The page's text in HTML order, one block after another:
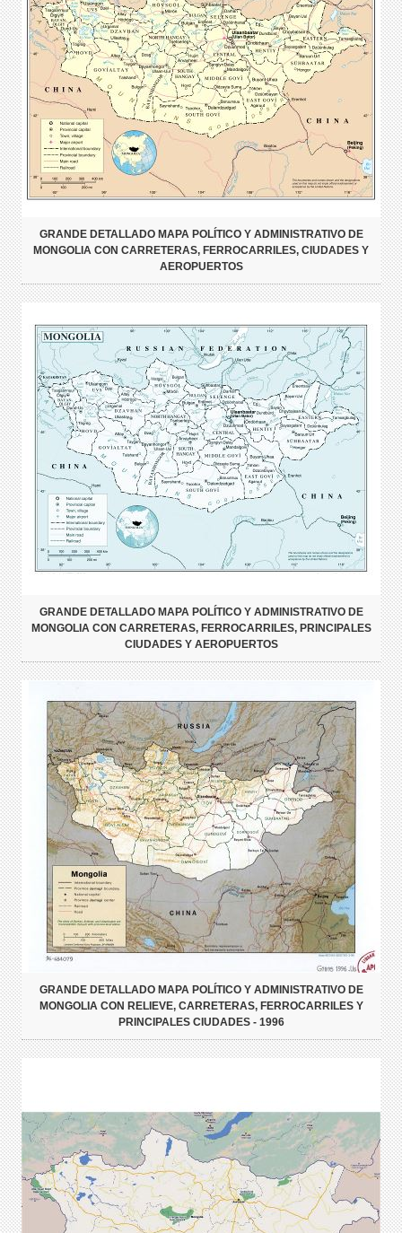
GRANDE DETALLADO MAPA POLÍTICO Y ADMINISTRATIVO DE
MONGOLIA CON CARRETERAS, FERROCARRILES, CIUDADES Y
AEROPUERTOS
GRANDE DETALLADO MAPA POLÍTICO Y ADMINISTRATIVO DE
MONGOLIA CON CARRETERAS, FERROCARRILES, PRINCIPALES
CIUDADES Y AEROPUERTOS
GRANDE DETALLADO MAPA POLÍTICO Y ADMINISTRATIVO DE
MONGOLIA CON RELIEVE, CARRETERAS, FERROCARRILES Y
PRINCIPALES CIUDADES - 1996